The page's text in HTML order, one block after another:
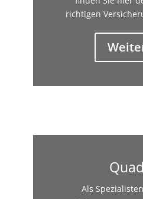
richtigen
Quad
Als